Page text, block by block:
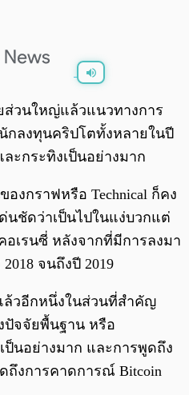
ส่วนใหญ่แล้วแนวทางการ
กลงทุนคริปโตทั้งหลายในปี
ะกระทิงเป็นอย่างมาก
องกราฟหรือ Technical ก็คง
นชัดว่าเป็นไปในแง่บวกแต่
อเรนซี่ หลังจากที่มีการลงมา
จนถึงปี 2019
วอีกหนึ่งในส่วนที่สำคัญ
ปัจจัยพื้นฐาน หรือ
ป็นอย่างมาก และการพูดถึง
ถึงการคาดการณ์ Bitcoin